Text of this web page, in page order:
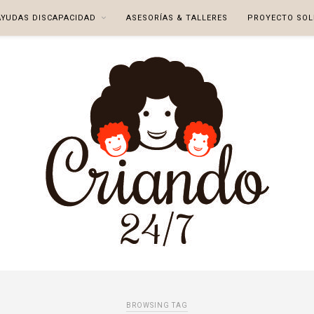
DISCAPACIDAD ASESORÍAS & TALLERES PROYECTO
BROWSING TAG